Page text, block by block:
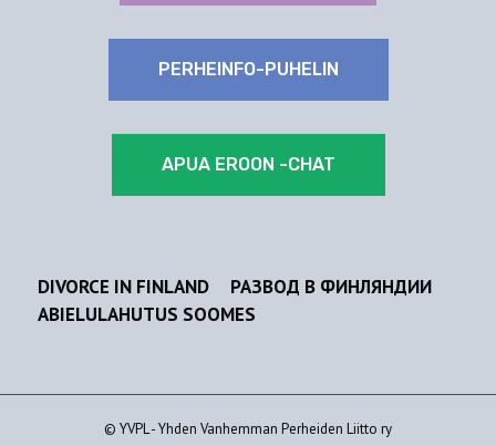
PERHEINFO-PUHELIN
APUA EROON -CHAT
DIVORCE IN FINLAND
РАЗВОД В ФИНЛЯНДИИ
ABIELULAHUTUS SOOMES
© YVPL - Yhden Vanhemman Perheiden Liitto ry